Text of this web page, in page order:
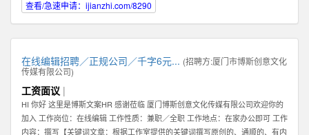
查看/急速申请：ijianzhi.com/8290
在线编辑招聘／正规公司／千字6元... (招聘方:厦门市博斯创意文化
传媒有限公司)
工资面议 |
HI 你好 这里是博斯文案HR 感谢莅临 厦门博斯创意文化传媒有限公司欢迎你的
加入 工作岗位：在线编辑 工作性质：兼职／全职 工作地点：在家办公即可 工作
内容：撰写【关键词文章：根据工作室提供的关键词撰写原创的、通顺的、有内